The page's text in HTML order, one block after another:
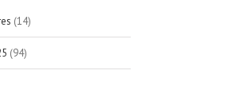
(14)
(94)